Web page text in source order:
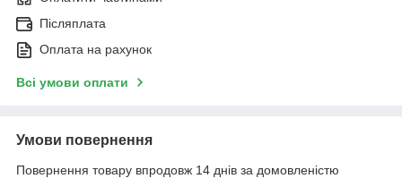
Післяплата
Оплата на рахунок
Всі умови оплати
Умови повернення
Повернення товару впродовж 14 днів за домовленістю